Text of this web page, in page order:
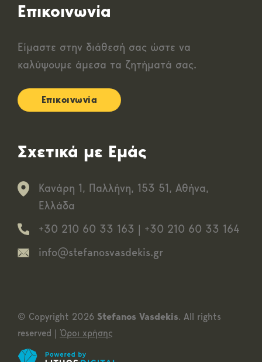
Επικοινωνία
Είμαστε στην διάθεσή σας ώστε να
καλύψουμε άμεσα τα ζητήματά σας.
Επικοινωνία
Σχετικά με Εμάς
Κανάρη 1, Παλλήνη, 153 51, Αθήνα,
Ελλάδα
+30 210 60 33 163 | +30 210 60 33 164
info@stefanosvasdekis.gr
© Copyright 2026 Stefanos Vasdekis. All rights
reserved | Όροι χρήσης